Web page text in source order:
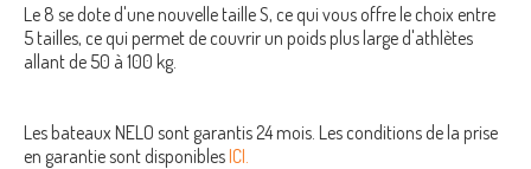
Le 8 se dote d'une nouvelle taille S, ce qui vous offre le choix entre
5 tailles, ce qui permet de couvrir un poids plus large d'athlètes
allant de 50 à 100 kg.
Les bateaux NELO sont garantis 24 mois. Les conditions de la prise
en garantie sont disponiblesICI.